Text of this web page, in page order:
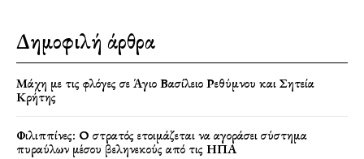
Δημοφιλή άρθρα
Μάχη με τις φλόγες σε Άγιο Βασίλειο Ρεθύμνου και Σητεία
Κρήτης
Φιλιππίνες: Ο στρατός ετοιμάζεται να αγοράσει σύστημα
πυραύλων μέσου βεληνεκούς από τις ΗΠΑ